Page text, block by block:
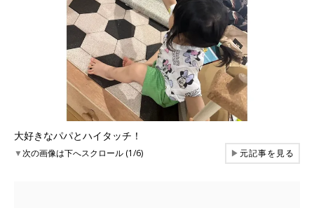
大好きなパパとハイタッチ！
▼次の画像は下へスクロール (1/6) ▶元記事を見る